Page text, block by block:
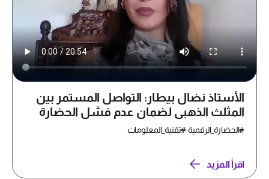
الأستاذ نضال بيطار: التواصل المستمر بين
المثلث الذهبي لضمان عدم فشل الحضارة
الرقمية
#الحضارة_الرقمية #تقنية_المعلومات
اقرأ المزيد